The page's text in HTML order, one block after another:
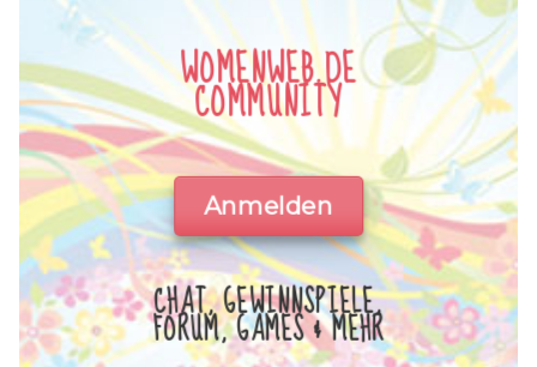
WOMENWEB.DE
COMMUNITY
Anmelden
CHAT, GEWINNSPIELE,
FORUM, GAMES & MEHR